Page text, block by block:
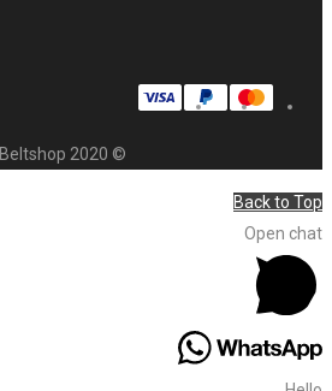
© 2020 Beltshop
Back to Top
Open chat